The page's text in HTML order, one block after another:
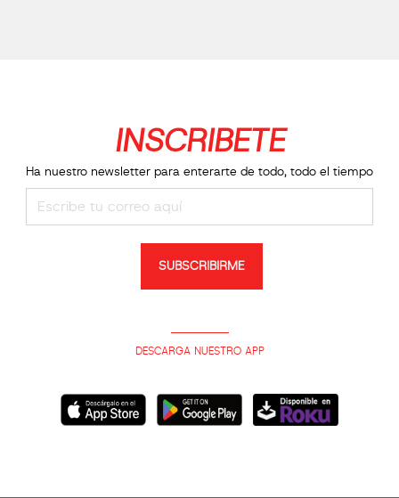
INSCRIBETE
Ha nuestro newsletter para enterarte de todo, todo el tiempo
SUBSCRIBIRME
DESCARGA NUESTRO APP